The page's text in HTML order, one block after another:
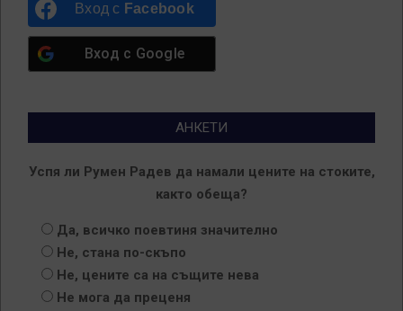
Вход с Facebook
Вход с Google
АНКЕТИ
Успя ли Румен Радев да намали цените на стоките,
както обеща?
Да, всичко поевтиня значително
Не, стана по-скъпо
Не, цените са на същите нева
Не мога да преценя